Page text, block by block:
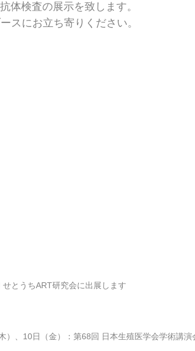
体検査の展示を致します。
スにお立ち寄りください。
とうちART研究会に出展します
）、10日（金）：第68回 日本生殖医学会学術講演